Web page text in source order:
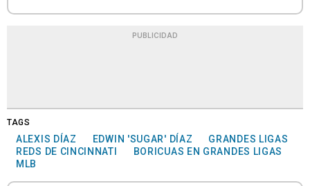
PUBLICIDAD
TAGS
ALEXIS DÍAZ EDWIN 'SUGAR' DÍAZ
GRANDES LIGAS
REDS DE CINCINNATI
BORICUAS EN GRANDES LIGAS
MLB